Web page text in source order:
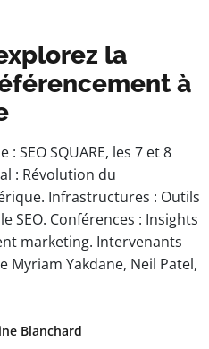
la
à
: SEO SQUARE, les 7 et 8
: Révolution du
Infrastructures : Outils
SEO. Conférences : Insights
marketing. Intervenants
Myriam Yakdane, Neil Patel,
Blanchard